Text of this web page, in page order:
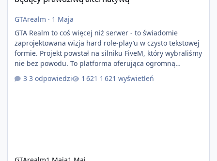
GTArealm · 1 Maja
GTA Realm to coś więcej niż serwer - to świadomie
zaprojektowana wizja hard role-play’u w czysto tekstowej
formie. Projekt powstał na silniku FiveM, który wybraliśmy
nie bez powodu. To platforma oferująca ogromną
elastyczność i znacznie szybszy rozwój systemów niż w
przypadku innych rozwiązań. Usprawniona
3 odpowiedzi 1 621 wyświetleń